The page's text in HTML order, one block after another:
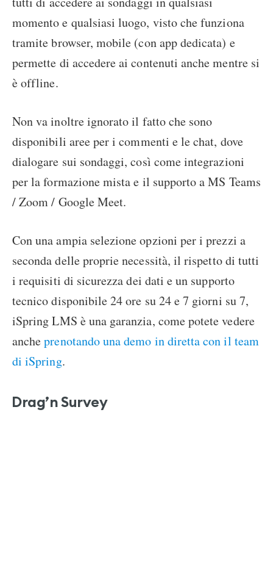
momento e qualsiasi luogo, visto che funziona
tramite browser, mobile (con app dedicata) e
permette di accedere ai contenuti anche mentre si
è offline.
Non va inoltre ignorato il fatto che sono
disponibili aree per i commenti e le chat, dove
dialogare sui sondaggi, così come integrazioni
per la formazione mista e il supporto a MS Teams
/ Zoom / Google Meet.
Con una ampia selezione opzioni per i prezzi a
seconda delle proprie necessità, il rispetto di tutti
i requisiti di sicurezza dei dati e un supporto
tecnico disponibile 24 ore su 24 e 7 giorni su 7,
iSpring LMS è una garanzia, come potete vedere
ancheprenotando una demo in diretta con il team
di iSpring.
Drag’n Survey